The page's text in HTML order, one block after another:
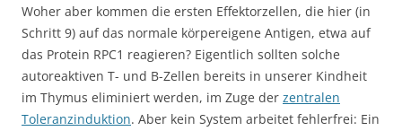
Woher aber kommen die ersten Effektorzellen, die hier (in
Schritt 9) auf das normale körpereigene Antigen, etwa auf
das Protein RPC1 reagieren? Eigentlich sollten solche
autoreaktiven T- und B-Zellen bereits in unserer Kindheit
im Thymus eliminiert werden, im Zuge der zentralen
Toleranzinduktion. Aber kein System arbeitet fehlerfrei: Ein